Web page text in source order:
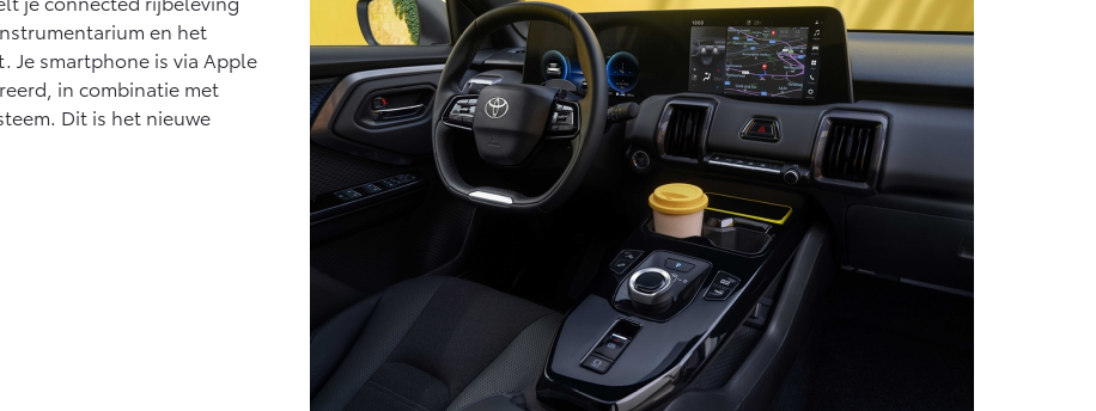
en het
Je smartphone is via Apple
in combinatie met
Dit is het nieuwe